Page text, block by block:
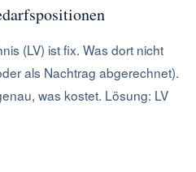
(LV) ist fix. Was dort nicht
als Nachtrag abgerechnet).
was kostet. Lösung: LV